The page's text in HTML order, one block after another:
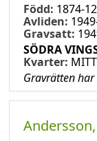
Född: 1874-
Avliden:
Gravsatt:
SÖDRA
Kvarter: MITT
Gravrätten